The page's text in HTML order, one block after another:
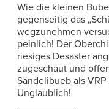
Wie die kleinen
gegenseitig das
wegzunehmen
peinlich! Der
riesiges Desaster
zugeschaut und
Sändelibueb als
Unglaublich!